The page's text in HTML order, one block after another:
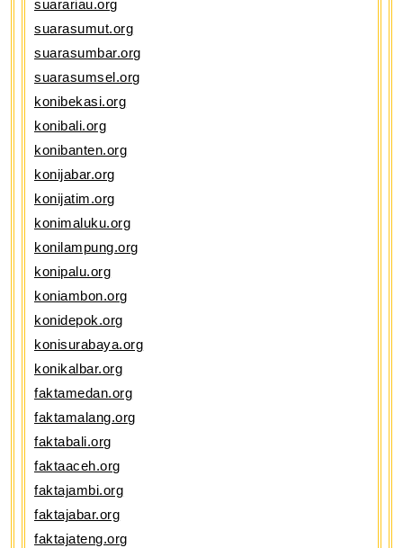
suarariau.org
suarasumut.org
suarasumbar.org
suarasumsel.org
konibekasi.org
konibali.org
konibanten.org
konijabar.org
konijatim.org
konimaluku.org
konilampung.org
konipalu.org
koniambon.org
konidepok.org
konisurabaya.org
konikalbar.org
faktamedan.org
faktamalang.org
faktabali.org
faktaaceh.org
faktajambi.org
faktajabar.org
faktajateng.org